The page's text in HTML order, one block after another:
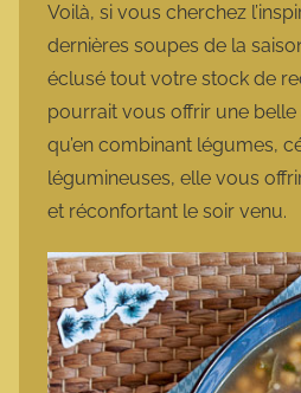
Voilà, si vous cherchez
dernières soupes de la
éclusé tout votre stock de
pourrait vous offrir une belle
qu’en combinant légumes,
légumineuses, elle vous
et réconfortant le soir venu.